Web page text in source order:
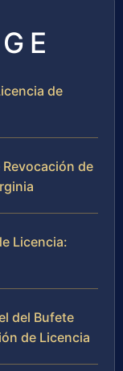
de
de
Licencia:
del Bufete
de Licencia